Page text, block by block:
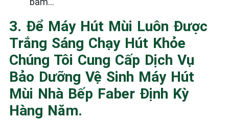
3. Để Máy Hút Mùi Luôn Được
Trắng Sáng Chạy Hút Khỏe
Chúng Tôi Cung Cấp Dịch Vụ
Bảo Dưỡng Vệ Sinh Máy Hút
Mùi Nhà Bếp Faber Định Kỳ
Hàng Năm.